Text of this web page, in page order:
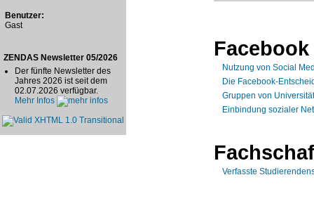
Benutzer:
Gast
ZENDAS Newsletter 05/2026
Der fünfte Newsletter des
Jahres 2026 ist seit dem
02.07.2026 verfügbar.
Mehr Infos
Facebook
Nutzung von Social
Die Facebook-
Gruppen von
Einbindung sozialer
Verfasste